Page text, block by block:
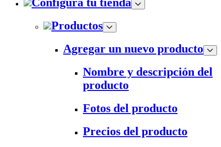
Configurá tu tienda
Productos
Agregar un nuevo producto
Nombre y descripción del
producto
Fotos del producto
Precios del producto